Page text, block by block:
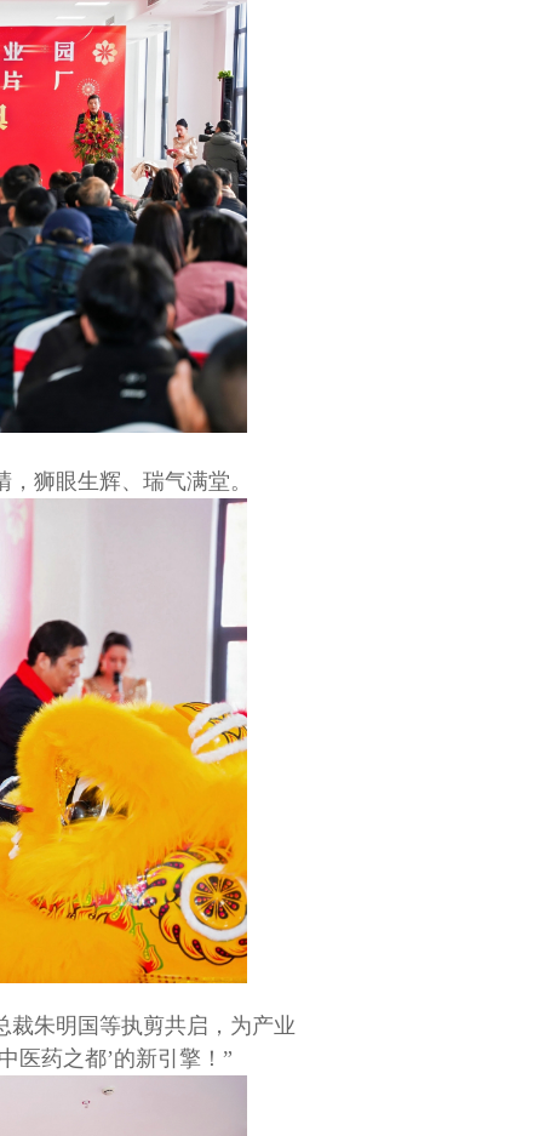
狮眼生辉、瑞气满堂。
裁朱明国等执剪共启，为产业
医药之都’的新引擎！”